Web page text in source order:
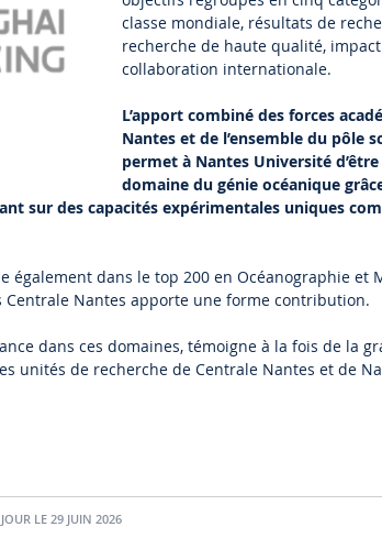
classe mondiale, résultats de
recherche de haute qualité,
collaboration internationale.
L’apport combiné des forces
Nantes et de l’ensemble du pôle
permet à Nantes Université
domaine du génie océanique
sur des capacités expérimentales uniques
également dans le top 200 en Océanographie et
Nantes apporte une forme contribution.
dans ces domaines, témoigne à la fois de la
unités de recherche de Centrale Nantes et de
LE 29 JUIN 2026